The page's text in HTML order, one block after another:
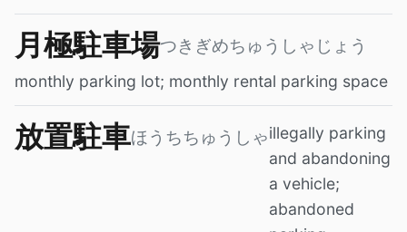
月極駐車場つきぎめちゅうしゃじょう
monthly parking lot; monthly rental parking space
放置駐車ほうちちゅうしゃillegally parking
and abandoning
a vehicle;
abandoned